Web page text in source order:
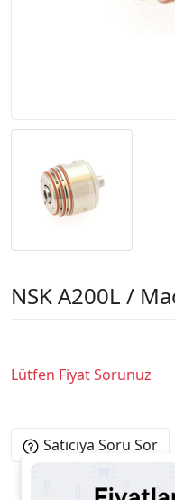
NSK A200L /
Lütfen Fiyat Sorunuz
Satıcıya Soru Sor